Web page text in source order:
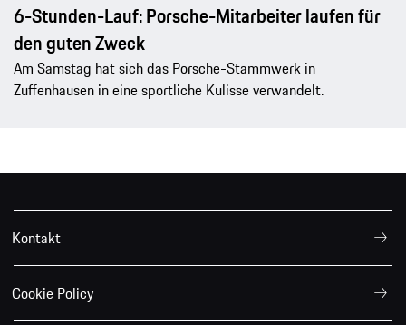
6-Stunden-Lauf: Porsche-Mitarbeiter laufen für
den guten Zweck
Am Samstag hat sich das Porsche-Stammwerk in
Zuffenhausen in eine sportliche Kulisse verwandelt.
Kontakt
Cookie Policy